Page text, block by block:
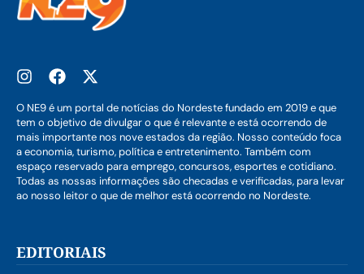
O NE9 é um portal de notícias do Nordeste fundado em 2019 e que
tem o objetivo de divulgar o que é relevante e está ocorrendo de
mais importante nos nove estados da região. Nosso conteúdo foca
a economia, turismo, política e entretenimento. Também com
espaço reservado para emprego, concursos, esportes e cotidiano.
Todas as nossas informações são checadas e verificadas, para levar
ao nosso leitor o que de melhor está ocorrendo no Nordeste.
EDITORIAIS